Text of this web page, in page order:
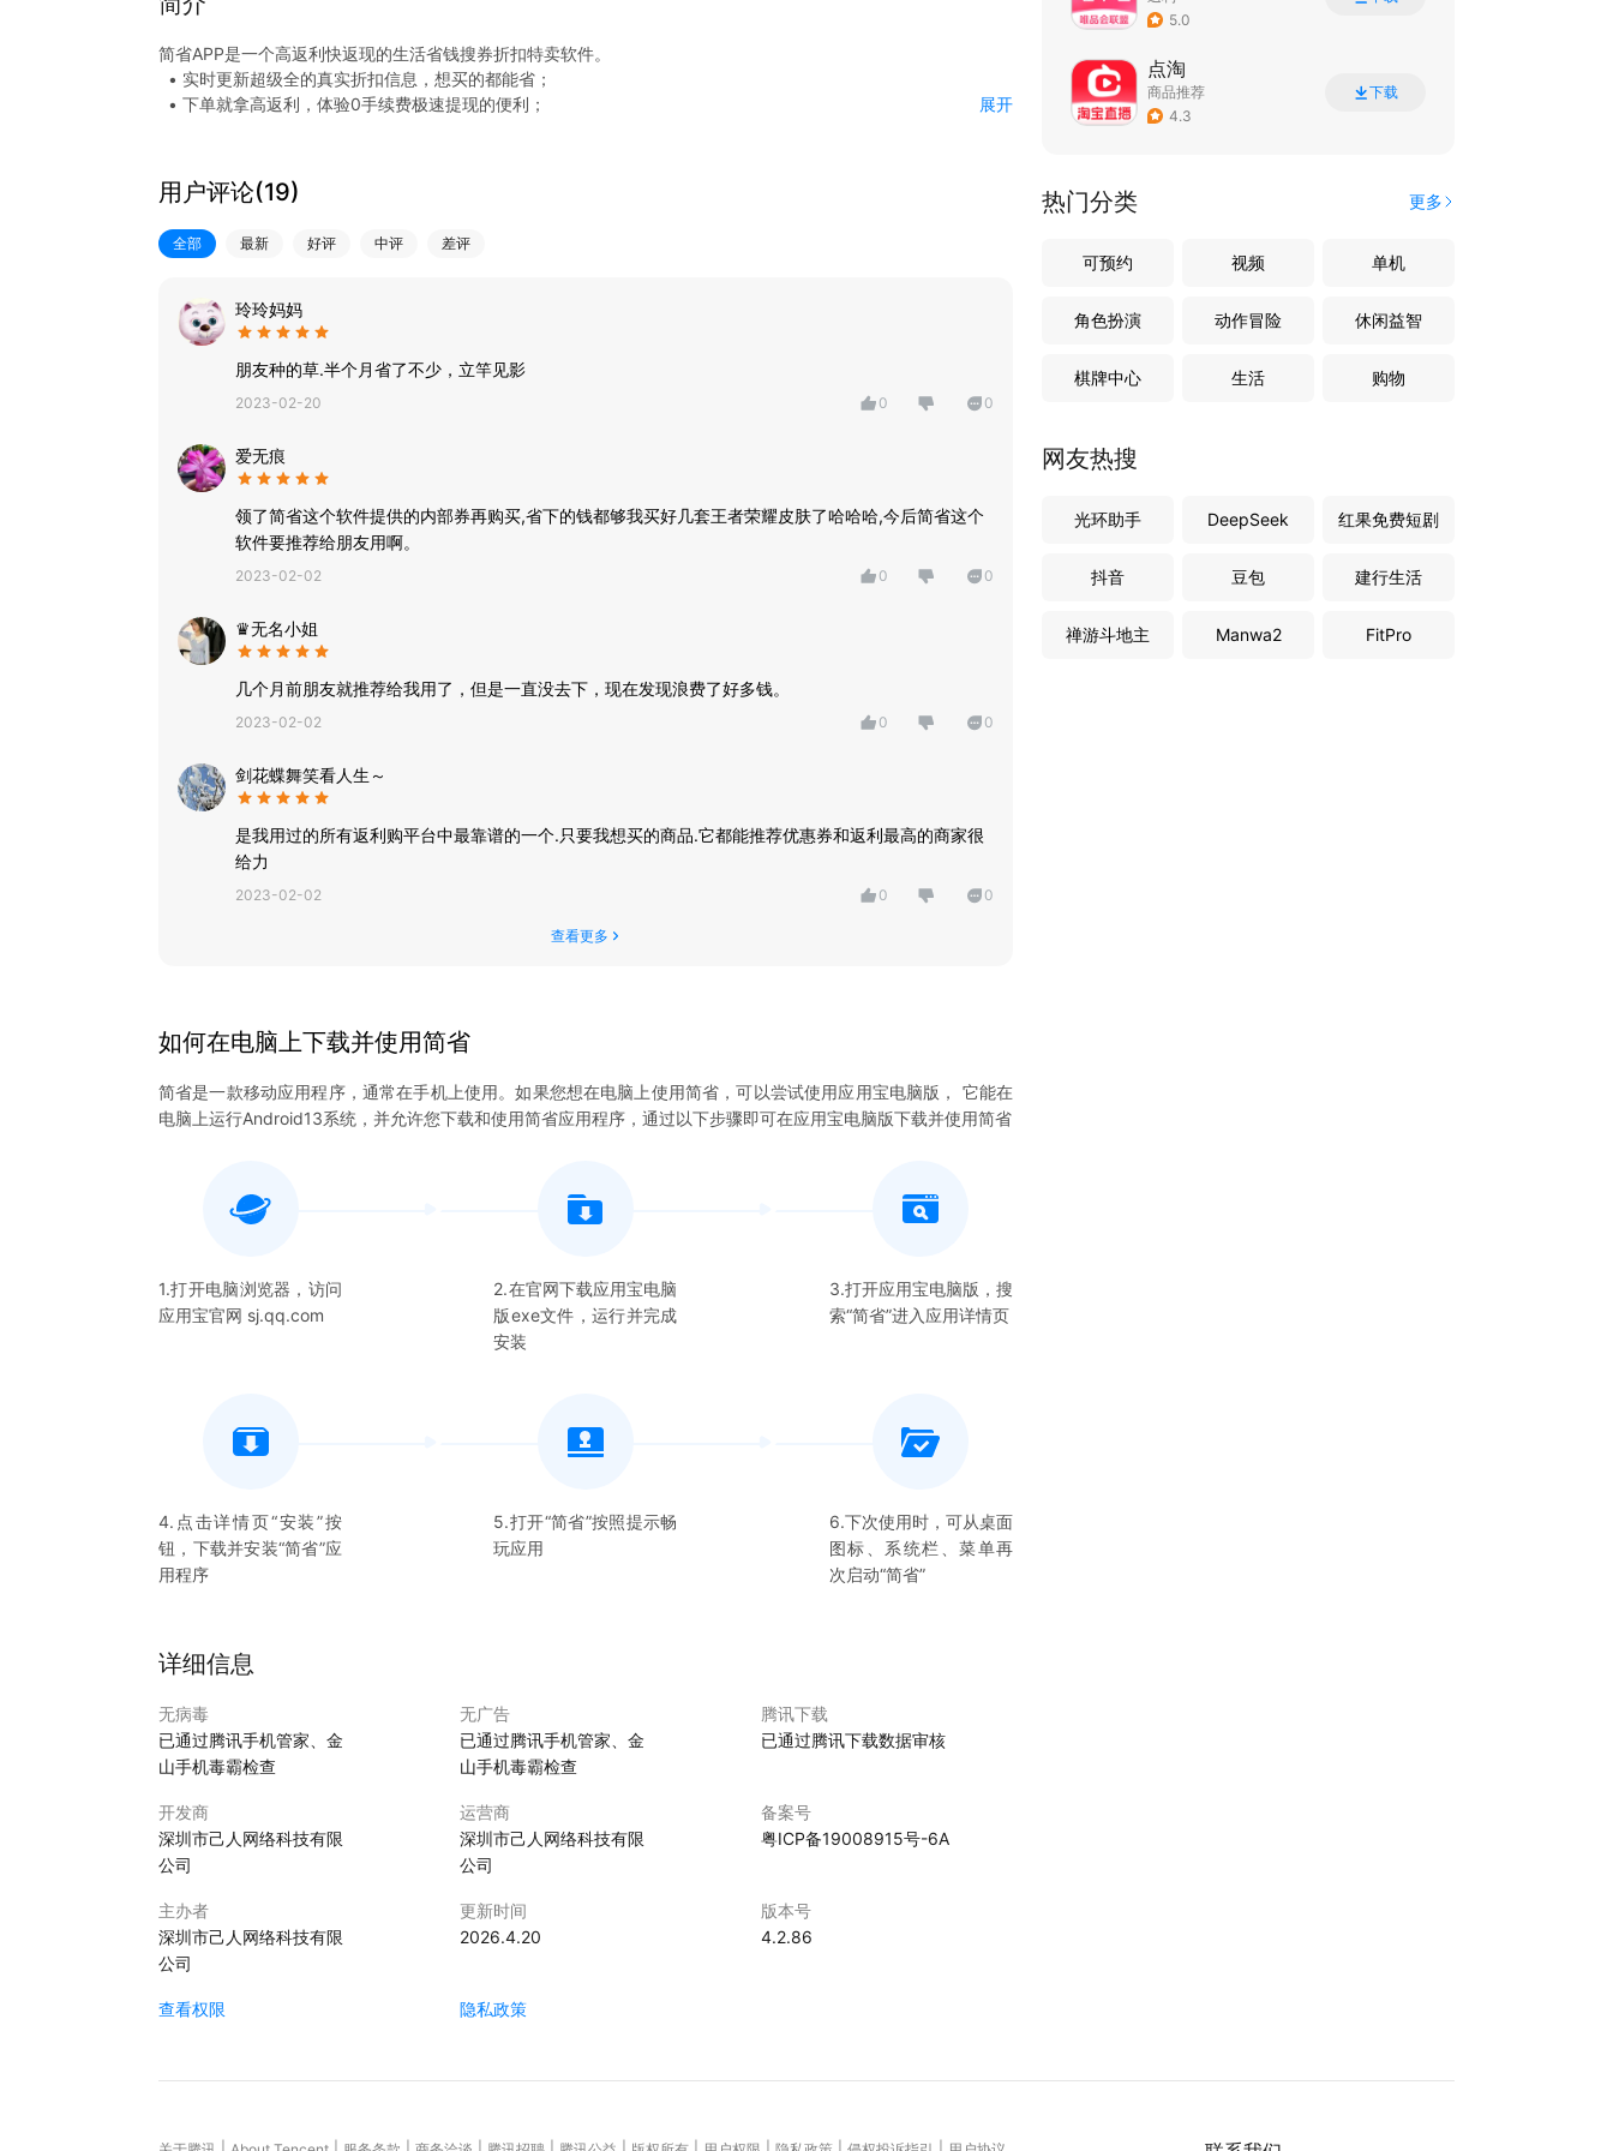
简省APP是一个高返利快返现的生活省钱搜券折扣特卖软件。
• 实时更新超级全的真实折扣信息，想买的都能省；
• 下单就拿高返利，体验0手续费极速提现的便利；
1. 首页精选优质大牌羊毛——日常福利免费领
2. 品牌盯住——大牌好物价格锁定
3. 一键搜券——比价优惠更方便
4. 超级返现——0手续费极速提现
展开
用户评论(19)
全部 最新 好评 中评 差评
玲玲妈妈
朋友种的草.半个月省了不少，立竿见影
2023-02-20 0 0
爱无痕
领了简省这个软件提供的内部券再购买,省下的钱都够我买好几套王者荣耀皮肤了哈哈哈,今后简省这个
软件要推荐给朋友用啊。
2023-02-02 0 0
♛无名小姐
几个月前朋友就推荐给我用了，但是一直没去下，现在发现浪费了好多钱。
2023-02-02 0 0
剑花蝶舞笑看人生～
是我用过的所有返利购平台中最靠谱的一个.只要我想买的商品.它都能推荐优惠券和返利最高的商家很
给力
2023-02-02 0 0
查看更多
如何在电脑上下载并使用简省
简省是一款移动应用程序，通常在手机上使用。如果您想在电脑上使用简省 ，可以尝试使用应用宝电脑版， 它能在
电脑上运行Android13系统，并允许您下载和使用简省应用程序，通过以下步骤即可在应用宝电脑版下载并使用简省
1.打开电脑浏览器，访问
应用宝官网 sj.qq.com
2.在官网下载应用宝电脑
版exe文件，运行并完成
安装
3.打开应用宝电脑版，搜
索“简省”进入应用详情页
4.点击详情页“安装”按
钮，下载并安装“简省”应
用程序
5.打开“简省”按照提示畅
玩应用
6.下次使用时，可从桌面
图标、系统栏、菜单再
次启动“简省”
详细信息
无病毒
已通过腾讯手机管家、金
山手机毒霸检查
无广告
已通过腾讯手机管家、金
山手机毒霸检查
腾讯下载
已通过腾讯下载数据审核
开发商
深圳市己人网络科技有限
公司
运营商
深圳市己人网络科技有限
公司
备案号
粤ICP备19008915号-6A
主办者
深圳市己人网络科技有限
公司
更新时间
2026.4.20
版本号
4.2.86
查看权限 隐私政策
5.0
点淘
商品推荐
4.3
下载
热门分类 更多
可预约 视频 单机
角色扮演 动作冒险 休闲益智
棋牌中心 生活 购物
网友热搜
光环助手 DeepSeek 红果免费短剧
抖音 豆包 建行生活
禅游斗地主 Manwa2 FitPro